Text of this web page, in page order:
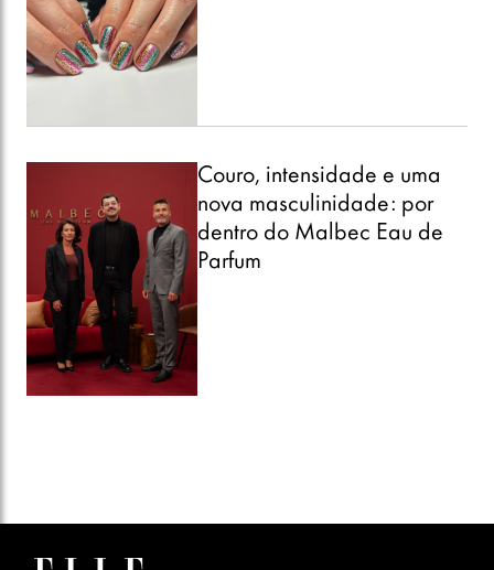
Couro, intensidade e uma
nova masculinidade: por
dentro do Malbec Eau de
Parfum